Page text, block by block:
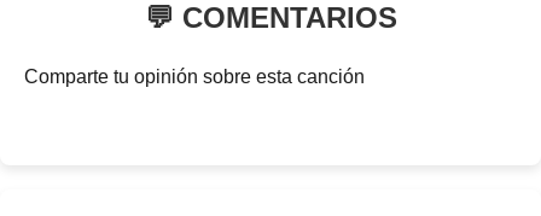
💬 COMENTARIOS
Comparte tu opinión sobre esta canción